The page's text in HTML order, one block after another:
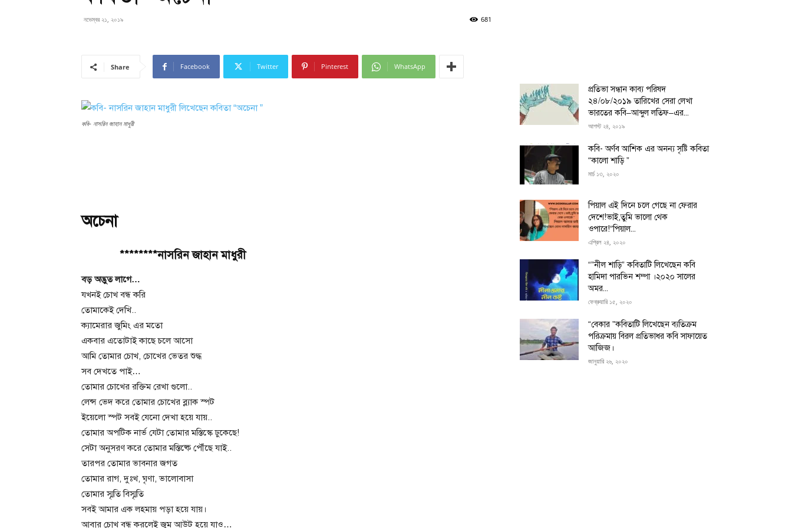
নভেম্বর ২১, ২০১৯ 681
Share Facebook Twitter Pinterest WhatsApp
কবি- নাসরিন জাহান মাধুরী
অচেনা
********নাসরিন জাহান মাধুরী
বড় অদ্ভুত লাগে…
যখনই চোখ বন্ধ করি
তোমাকেই দেখি..
ক্যামেরার জুমিং এর মতো
একবার এতোটাই কাছে চলে আসো
আমি তোমার চোখ, চোখের ভেতর শুদ্ধ
সব দেখতে পাই…
তোমার চোখের রক্তিম রেখা গুলো..
লেন্স ভেদ করে তোমার চোখের ব্ল্যাক স্পট
ইয়েলো স্পট সবই যেনো দেখা হয়ে যায়..
তোমার অপটিক নার্ভ যেটা তোমার মস্তিস্কে ঢুকেছে!
সেটা অনুসরণ করে তোমার মস্তিষ্কে পৌঁছে যাই..
তারপর তোমার ভাবনার জগত
তোমার রাগ, দুঃখ, ঘৃণা, ভালোবাসা
তোমার স্মৃতি বিস্মৃতি
সবই আমার এক লহমায় পড়া হয়ে যায়।
আবার চোখ বন্ধ করলেই জুম আউট হয়ে যাও…
প্রতিভা সন্ধান কাব্য পরিষদ
২৪/০৮/২০১৯ তারিখের সেরা লেখা
ভারতের কবি–আব্দুল লতিফ–এর...
আগস্ট ২৪, ২০১৯
কবি- অর্ণব আশিক এর অনন্য সৃষ্টি কবিতা
“কালো শাড়ি ”
মার্চ ১৩, ২০২০
পিয়াল এই দিনে চলে গেছে না ফেরার
দেশে!ভাই,তুমি ভালো থেক
ওপারে!“পিয়াল...
এপ্রিল ২৪, ২০২০
“”নীল শাড়ি” কবিতাটি লিখেছেন কবি
হামিদা পারভিন শম্পা ।২০২০ সালের
অমর...
ফেব্রুয়ারি ১৫, ২০২০
“বেকার ”কবিতাটি লিখেছেন ব্যতিক্রম
পরিক্রমায় বিরল প্রতিভাধর কবি সাফায়েত
আজিজ।
জানুয়ারি ২৬, ২০২০